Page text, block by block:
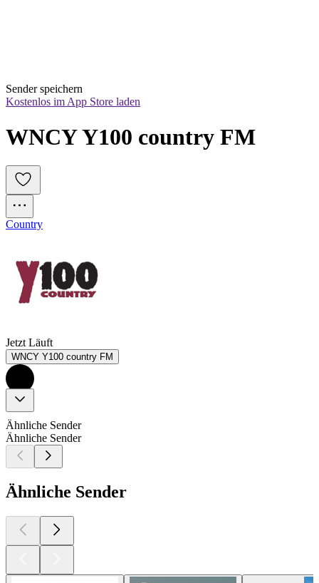
Sender speichern
Kostenlos im App Store laden
WNCY Y100 country FM
Country
Jetzt Läuft
WNCY Y100 country FM
Ähnliche Sender
Ähnliche Sender
Ähnliche Sender